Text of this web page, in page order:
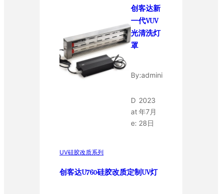
创客达新
一代VUV
光清洗灯
罩
By:admini
D
at
e:
2023
年7月
28日
UV硅胶改质系列
创客达U760硅胶改质定制UV灯